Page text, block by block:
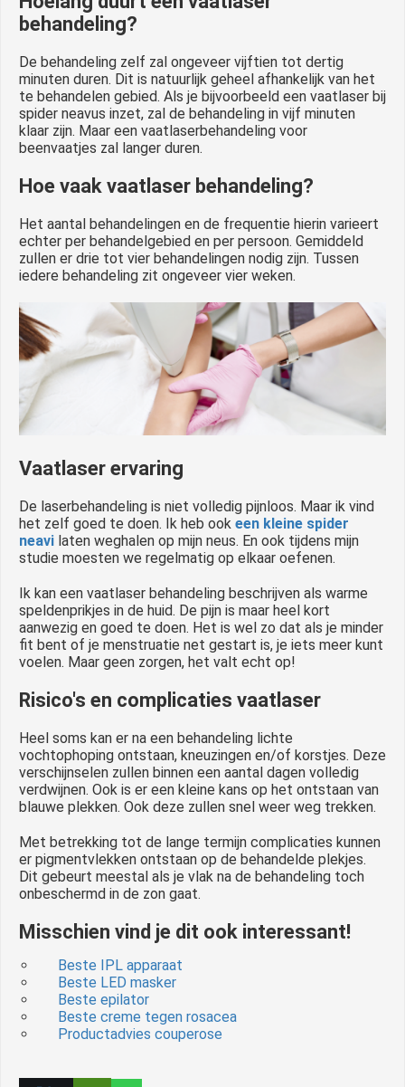
behandeling?
De behandeling zelf zal ongeveer vijftien tot dertig
minuten duren. Dit is natuurlijk geheel afhankelijk van het
te behandelen gebied. Als je bijvoorbeeld een vaatlaser bij
spider neavus inzet, zal de behandeling in vijf minuten
klaar zijn. Maar een vaatlaserbehandeling voor
beenvaatjes zal langer duren.
Hoe vaak vaatlaser behandeling?
Het aantal behandelingen en de frequentie hierin varieert
echter per behandelgebied en per persoon. Gemiddeld
zullen er drie tot vier behandelingen nodig zijn. Tussen
iedere behandeling zit ongeveer vier weken.
Vaatlaser ervaring
De laserbehandeling is niet volledig pijnloos. Maar ik vind
het zelf goed te doen. Ik heb ook een kleine spider
neavi laten weghalen op mijn neus. En ook tijdens mijn
studie moesten we regelmatig op elkaar oefenen.
Ik kan een vaatlaser behandeling beschrijven als warme
speldenprikjes in de huid. De pijn is maar heel kort
aanwezig en goed te doen. Het is wel zo dat als je minder
fit bent of je menstruatie net gestart is, je iets meer kunt
voelen. Maar geen zorgen, het valt echt op!
Risico's en complicaties vaatlaser
Heel soms kan er na een behandeling lichte
vochtophoping ontstaan, kneuzingen en/of korstjes. Deze
verschijnselen zullen binnen een aantal dagen volledig
verdwijnen. Ook is er een kleine kans op het ontstaan van
blauwe plekken. Ook deze zullen snel weer weg trekken.
Met betrekking tot de lange termijn complicaties kunnen
er pigmentvlekken ontstaan op de behandelde plekjes.
Dit gebeurt meestal als je vlak na de behandeling toch
onbeschermd in de zon gaat.
Misschien vind je dit ook interessant!
Beste IPL apparaat
Beste LED masker
Beste epilator
Beste creme tegen rosacea
Productadvies couperose